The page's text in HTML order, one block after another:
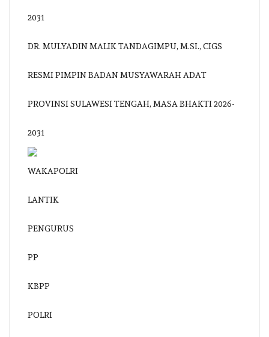
DR. MULYADIN MALIK TANDAGIMPU, M.SI., CIGS
RESMI PIMPIN BADAN MUSYAWARAH ADAT
PROVINSI SULAWESI TENGAH, MASA BHAKTI 2026-
2031